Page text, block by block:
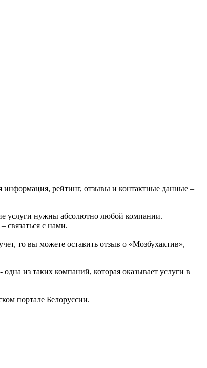
информация, рейтинг, отзывы и контактные данные –
услуги нужны абсолютно любой компании.
связаться с нами.
то вы можете оставить отзыв о «Мозбухактив»,
из таких компаний, которая оказывает услуги в
портале Белоруссии.